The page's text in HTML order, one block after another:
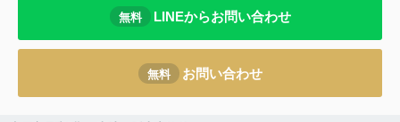
無料 LINEからお問い合わせ
無料 お問い合わせ